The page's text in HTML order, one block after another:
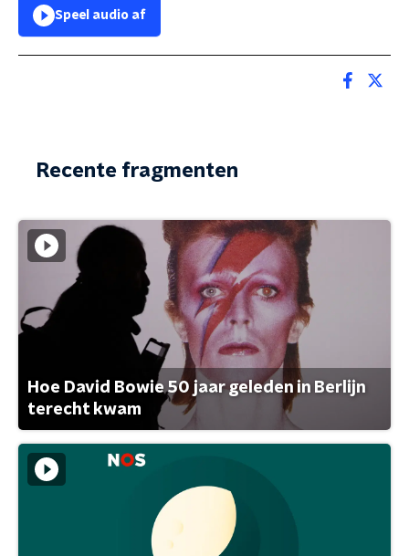
Speel audio af
Recente fragmenten
Hoe David Bowie 50 jaar geleden in Berlijn
terecht kwam